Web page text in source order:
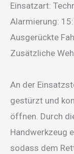
Einsatzart:
Alarmierung:
Ausgerückte
Zusätzliche
An der
gestürzt und
öffnen. Durch
Handwerkzeug
sodass dem